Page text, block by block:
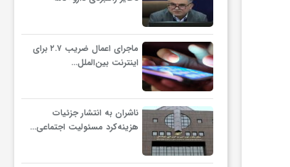
ماجرای اعمال ضریب ۲.۷ برای
اینترنت بین‌الملل…
ناشران به انتشار جزئیات
هزینه‌کرد مسئولیت اجتماعی…